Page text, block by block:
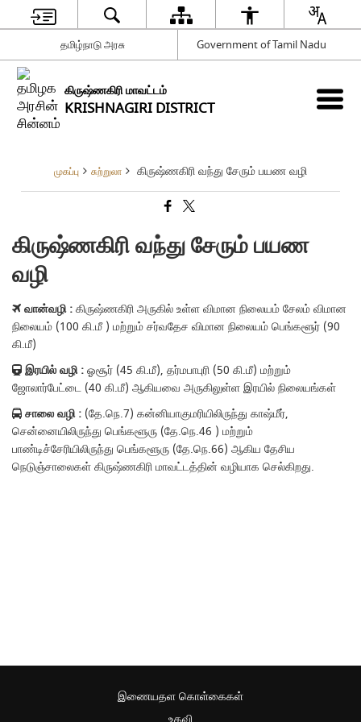
தமிழ்நாடு அரசு Government of Tamil Nadu
கிருஷ்ணகிரி மாவட்டம்
KRISHNAGIRI DISTRICT
முகப்பு சுற்றுலா கிருஷ்ணகிரி வந்து சேரும் பயண வழி
கிருஷ்ணகிரி வந்து சேரும் பயண
வழி
வான்வழி :கிருஷ்ணகிரி அருகில் உள்ள விமான நிலையம் சேலம் விமான
நிலையம் (100 கி.மீ ) மற்றும் சர்வதேச விமான நிலையம் பெங்களூர் (90
கி.மீ)
இரயில் வழி :ஓசூர் (45 கி.மீ), தர்மபாபுரி (50 கி.மீ) மற்றும்
ஜோலார்பேட்டை (40 கி.மீ) ஆகியவை அருகிலுள்ள இரயில் நிலையங்கள்
சாலை வழி : (தே.நெ.7) கன்னியாகுமரியிலிருந்து காஷ்மீர்,
சென்னையிலிருந்து பெங்களூரு (தே.நெ.46 ) மற்றும்
பாண்டிச்சேரியிலிருந்து பெங்களூரு (தே.நெ.66) ஆகிய தேசிய
நெடுஞ்சாலைகள் கிருஷ்ணகிரி மாவட்டத்தின் வழியாக செல்கிறது.
இணையதள கொள்கைகள்